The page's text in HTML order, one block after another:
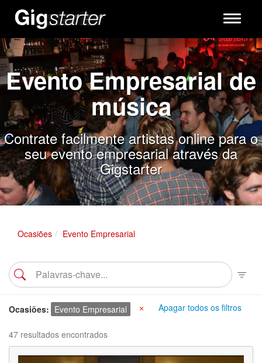
Toggle
Evento Empresarial de
música
Contrate facilmente artistas online para o
seu evento empresarial através da
Gigstarter
Ocasiões Evento Empresarial
Apagar todos os filtros
Ocasiões Evento Empresarial
47 resultados encontrados